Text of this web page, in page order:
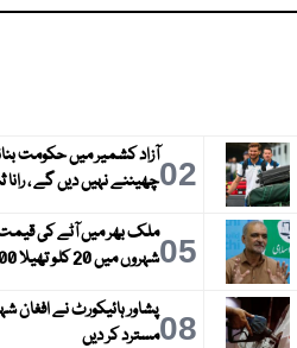
02آزاد کشمیر میں حکومت
چھیننے نہیں دیں گے ، رانا
05ملک بھر میں آٹے کی
شہروں میں 20 کلو تھیلا 100 روپے تک مہنگا
08پشاور ہائیکورٹ نے افغان
مسترد کر دیں